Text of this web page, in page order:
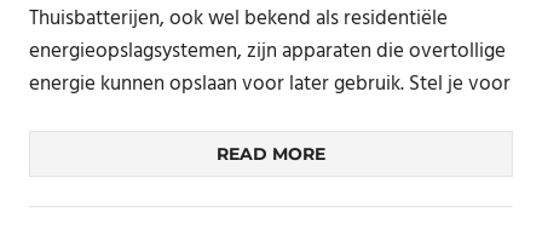
Thuisbatterijen, ook wel bekend als residentiële
energieopslagsystemen, zijn apparaten die overtollige
energie kunnen opslaan voor later gebruik. Stel je voor
READ MORE